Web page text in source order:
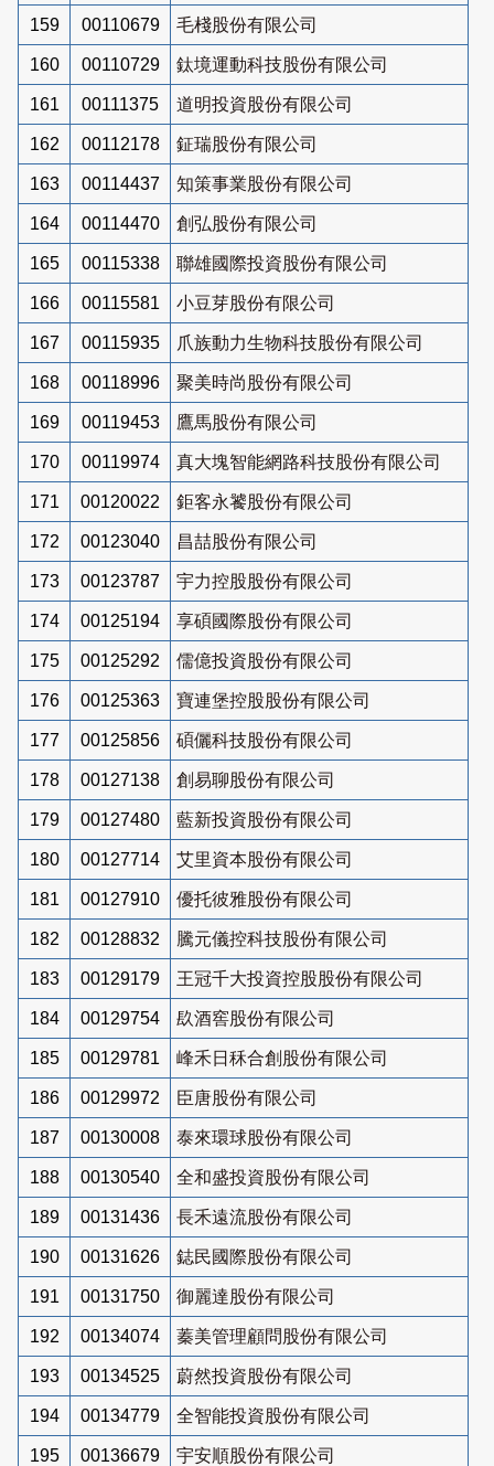
159 00110679 毛棧股份有限公司
160 00110729 鈦境運動科技股份有限公司
161 00111375 道明投資股份有限公司
162 00112178 鉦瑞股份有限公司
163 00114437 知策事業股份有限公司
164 00114470 創弘股份有限公司
165 00115338 聯雄國際投資股份有限公司
166 00115581 小豆芽股份有限公司
167 00115935 爪族動力生物科技股份有限公司
168 00118996 聚美時尚股份有限公司
169 00119453 鷹馬股份有限公司
170 00119974 真大塊智能網路科技股份有限公司
171 00120022 鉅客永饕股份有限公司
172 00123040 昌喆股份有限公司
173 00123787 宇力控股股份有限公司
174 00125194 享碩國際股份有限公司
175 00125292 儒億投資股份有限公司
176 00125363 寶連堡控股股份有限公司
177 00125856 碩儷科技股份有限公司
178 00127138 創易聊股份有限公司
179 00127480 藍新投資股份有限公司
180 00127714 艾里資本股份有限公司
181 00127910 優托彼雅股份有限公司
182 00128832 騰元儀控科技股份有限公司
183 00129179 王冠千大投資控股股份有限公司
184 00129754 镹酒窖股份有限公司
185 00129781 峰禾日秝合創股份有限公司
186 00129972 臣唐股份有限公司
187 00130008 泰來環球股份有限公司
188 00130540 全和盛投資股份有限公司
189 00131436 長禾遠流股份有限公司
190 00131626 鋕民國際股份有限公司
191 00131750 御麗達股份有限公司
192 00134074 蓁美管理顧問股份有限公司
193 00134525 蔚然投資股份有限公司
194 00134779 全智能投資股份有限公司
195 00136679 宇安順股份有限公司